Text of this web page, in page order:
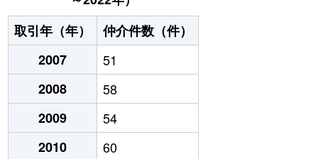
取引年（年）
仲介件数（件）
2007
51
2008
58
2009
54
2010
60